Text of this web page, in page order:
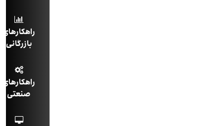
راهکارهای
بازرگانی
راهکارهای
صنعتی